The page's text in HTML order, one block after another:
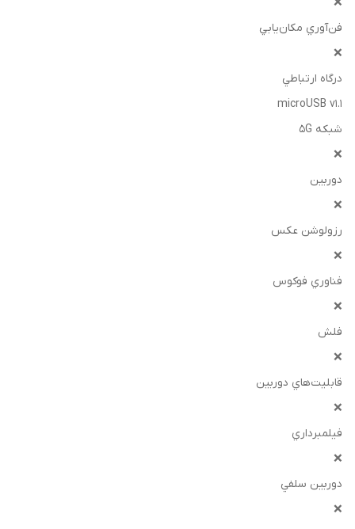
فن‌آوري مکان‌يابي
❌
درگاه ارتباطي
microUSB v۱.۱
شبکه 5G
❌
دوربين
❌
رزولوشن عکس
❌
فناوري فوکوس
❌
فلش
❌
قابليت‌هاي دوربين
❌
فيلمبرداري
❌
دوربين سلفي
❌